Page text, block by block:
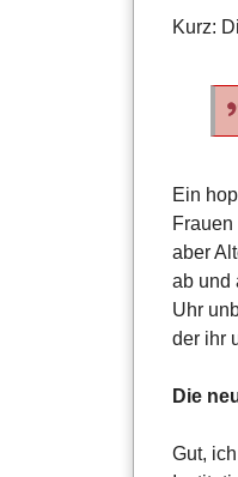
Kurz:
Ein
aber
ab und
Uhr
der ihr
Die
Gut,